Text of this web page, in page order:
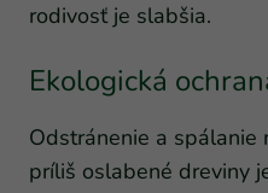
rodivosť je slabšia.
Ekologická
Odstránenie a spálanie
príliš oslabené dreviny